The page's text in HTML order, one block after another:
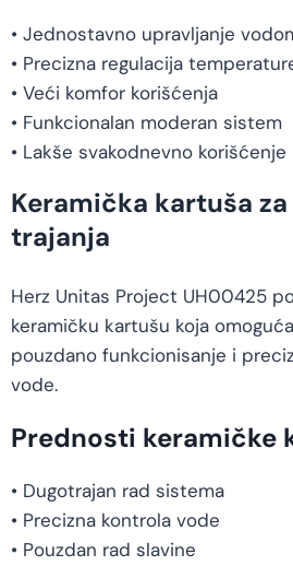
• Jednostavno upravljanje
• Precizna regulacija
• Veći komfor korišćenja
• Funkcionalan moderan sistem
• Lakše svakodnevno korišćenje
Keramička kartuša
trajanja
Herz Unitas Project UH00425
keramičku kartušu koja
pouzdano funkcionisanje i
vode.
Prednosti keramičke
• Dugotrajan rad sistema
• Precizna kontrola vode
• Pouzdan rad slavine